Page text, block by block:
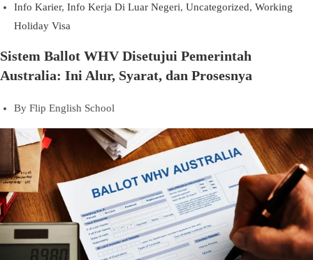
Info Karier, Info Kerja Di Luar Negeri, Uncategorized, Working
Holiday Visa
Sistem Ballot WHV Disetujui Pemerintah
Australia: Ini Alur, Syarat, dan Prosesnya
By Flip English School